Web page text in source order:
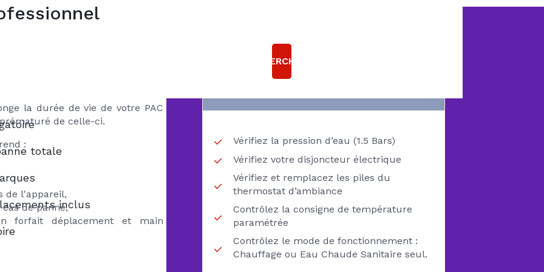
la durée de vie de votre PAC
de celle-ci.
:
de l'appareil,
de panne,
forfait déplacement et main
CHALEUR EST EN
Vérifiez la pression d’eau (1.5 Bars)
Vérifiez votre disjoncteur électrique
Vérifiez et remplacez les piles du
thermostat d’ambiance
Contrôlez la consigne de température
paramétrée
Contrôlez le mode de fonctionnement :
Chauffage ou Eau Chaude Sanitaire seul.
RECHERCHER
totale
inclus